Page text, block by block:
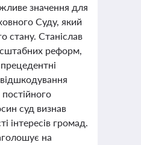
значення для
Суду, який
стану. Станіслав
реформ,
суд визнав
інтересів громад.
на